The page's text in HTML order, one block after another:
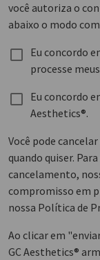
você autoriza o
abaixo o modo
Eu concordo
processe
Eu concordo
Aesthetics®.
Você pode
quando quiser.
cancelamento,
compromisso em
nossa Política de
Ao clicar em
GC Aesthetics®